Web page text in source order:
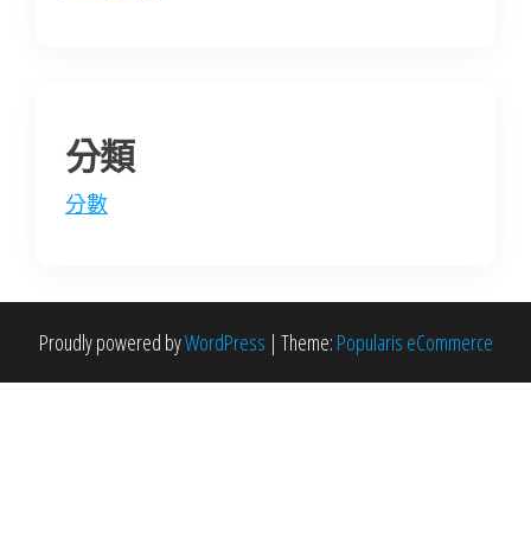
分類
分數
Proudly powered byWordPress | Theme: Popularis eCommerce